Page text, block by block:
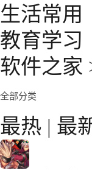
生活常用
教育学习
软件之家
全部分类
最热 | 最